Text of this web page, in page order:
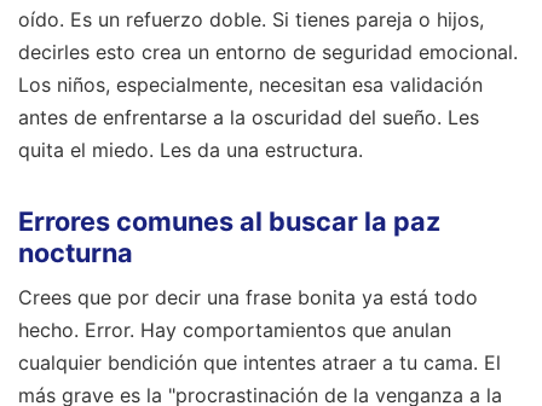
oído. Es un refuerzo doble. Si tienes pareja o hijos,
decirles esto crea un entorno de seguridad emocional.
Los niños, especialmente, necesitan esa validación
antes de enfrentarse a la oscuridad del sueño. Les
quita el miedo. Les da una estructura.
Errores comunes al buscar la paz
nocturna
Crees que por decir una frase bonita ya está todo
hecho. Error. Hay comportamientos que anulan
cualquier bendición que intentes atraer a tu cama. El
más grave es la "procrastinación de la venganza a la